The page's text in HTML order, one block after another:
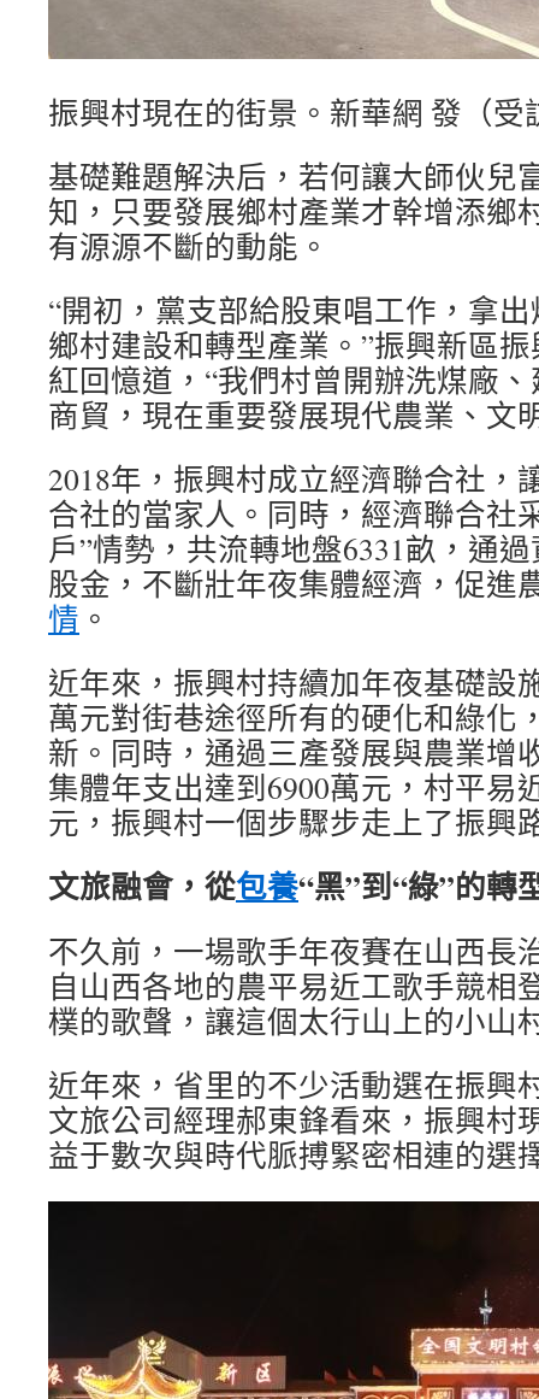
振興村現在的街景。新華網 發（受
基礎難題解決后，若何讓大師伙兒
知，只要發展鄉村產業才幹增添鄉
有源源不斷的動能。
“開初，黨支部給股東唱工作，拿
鄉村建設和轉型產業。”振興新區
紅回憶道，“我們村曾開辦洗煤廠
商貿，現在重要發展現代農業、文
2018年，振興村成立經濟聯合社，
合社的當家人。同時，經濟聯合社
戶”情勢，共流轉地盤6331畝，通
股金，不斷壯年夜集體經濟，促進
情 。
近年來，振興村持續加年夜基礎設
萬元對街巷途徑所有的硬化和綠化
新。同時，通過三產發展與農業增
集體年支出達到6900萬元，村平易
元，振興村一個步驟步走上了振興
文旅融會，從包養“黑”到“綠”的轉
不久前，一場歌手年夜賽在山西長
自山西各地的農平易近工歌手競相
樸的歌聲，讓這個太行山上的小山
近年來，省里的不少活動選在振興
文旅公司經理郝東鋒看來，振興村
益于數次與時代脈搏緊密相連的選